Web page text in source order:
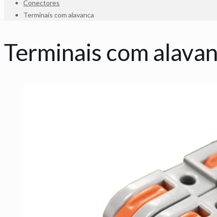
Conectores
Terminais com alavanca
Terminais com